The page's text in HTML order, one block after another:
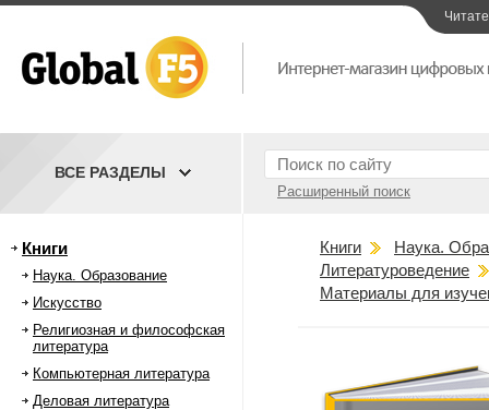
Расширенный поиск
ВСЕ РАЗДЕЛЫ
Книги
Наука. Образование
Искусство
Религиозная и философская
литература
Компьютерная литература
Деловая литература
Книги
Наука.
Литературоведение
Материалы для